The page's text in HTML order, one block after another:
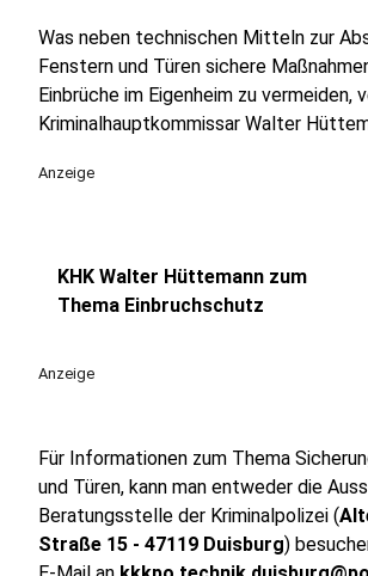
Was neben technischen Mitteln zur
Fenstern und Türen sichere
Einbrüche im Eigenheim zu vermeiden,
Kriminalhauptkommissar Walter
Anzeige
KHK Walter Hüttemann zum
Thema Einbruchschutz
Anzeige
Für Informationen zum Thema
und Türen, kann man entweder die
Beratungsstelle der Kriminalpolizei (
Straße 15 - 47119 Duisburg)